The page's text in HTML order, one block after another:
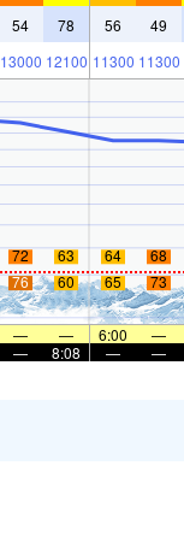
54 78 56 49
13000 12100 11300 11300
72 63 64 68
76 60 65 73
— — 6:00 —
— 8:08 — —